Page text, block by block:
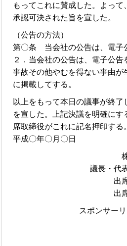
もってこれに賛成した。よって
承認可決された旨を宣した。
（公告の方法）
第〇条 当会社の公告は、電子
２．当会社の公告は、電子公
事故その他やむを得ない事由が
に掲載してする。
以上をもって本日の議事が終
を宣した。上記決議を明確にす
席取締役がこれに記名押印する。
平成〇年〇月〇日
議長・代
出
出
スポンサー